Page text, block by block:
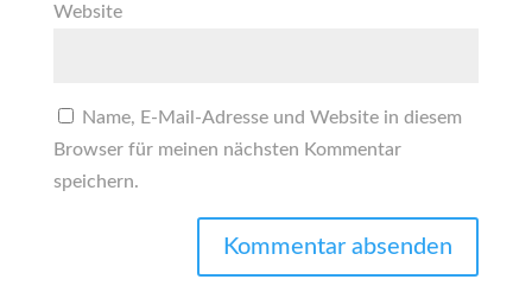
Website
Name, E-Mail-Adresse und Website in diesem
Browser für meinen nächsten Kommentar
speichern.